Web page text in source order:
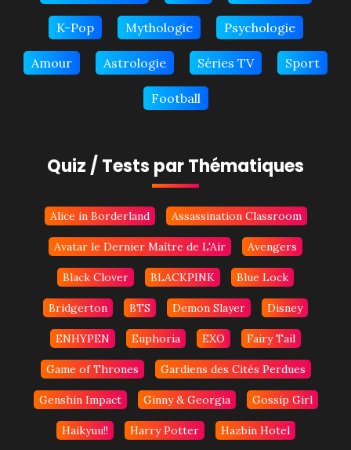
K-Pop Mythologie Psychologie
Amour Astrologie Séries TV Sport
Football
Quiz / Tests par Thématiques
Alice in Borderland Assassination Classroom
Avatar le Dernier Maître de L'Air Avengers
Black Clover BLACKPINK Blue Lock
Bridgerton BTS Demon Slayer Disney
ENHYPEN Euphoria EXO Fairy Tail
Game of Thrones Gardiens des Cités Perdues
Genshin Impact Ginny & Georgia Gossip Girl
Haikyuu!! Harry Potter Hazbin Hotel